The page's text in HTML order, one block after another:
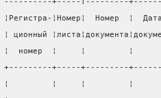
¦Регистра-¦Номер¦  Номер
¦ ционный
¦  номер  ¦     ¦         ¦
+---------+-----+---------
¦         ¦     ¦         ¦